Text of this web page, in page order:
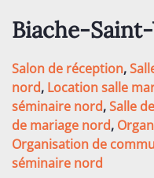
Biache-
Salon de réception,
nord, Location salle
séminaire nord,Salle
de mariage nord,
Organisation de
séminaire nord